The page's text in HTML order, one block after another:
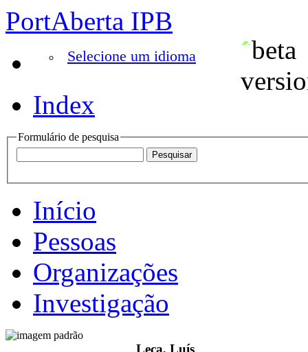
PortAberta IPB
Selecione um idioma
Index
Formulário de pesquisa
Início
Pessoas
Organizações
Investigação